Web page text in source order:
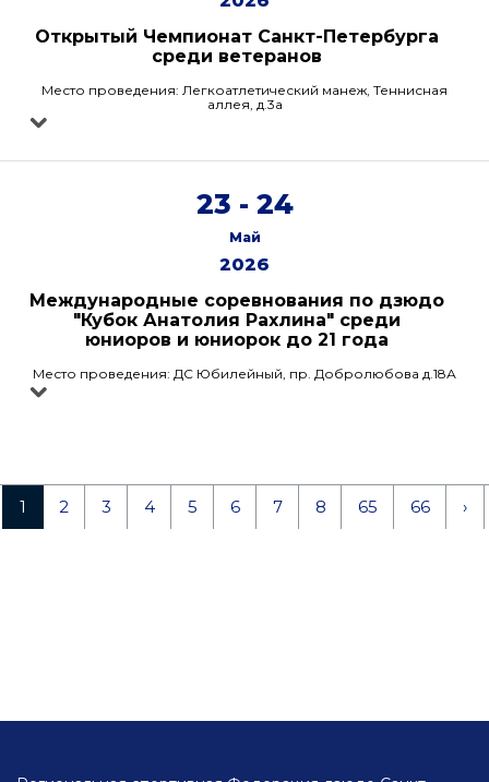
Открытый Чемпионат Санкт-Петербурга
среди ветеранов
Место проведения: Легкоатлетический манеж, Теннисная
аллея, д.3а
23 - 24
Май
2026
Международные соревнования по дзюдо
"Кубок Анатолия Рахлина" среди
юниоров и юниорок до 21 года
Место проведения: ДС Юбилейный, пр. Добролюбова д.18А
1 2 3 4 5 6 7 8 65 66 ›